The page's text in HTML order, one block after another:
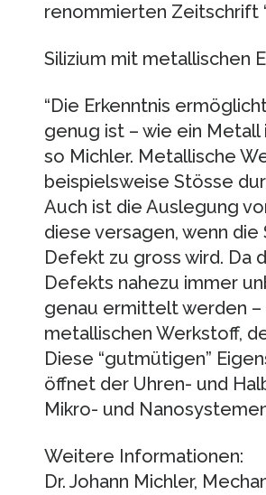
renommierten Zeitschrift
Silizium mit metallischen
“Die Erkenntnis
genug ist – wie ein Metall
so Michler. Metallische
beispielsweise Stösse
Auch ist die Auslegung
diese versagen, wenn
Defekt zu gross wird. Da
Defekts nahezu immer
genau ermittelt werden
metallischen Werkstoff,
Diese “gutmütigen”
öffnet der Uhren- und
Mikro- und
Weitere Informationen:
Dr. Johann Michler,